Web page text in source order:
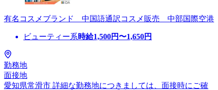
有名コスメブランド 中国語通訳コスメ販売 中部国際空港
ビューティー系時給1,500円〜1,650円
勤務地
面接地
愛知県常滑市 詳細な勤務地につきましては、面接時にご確